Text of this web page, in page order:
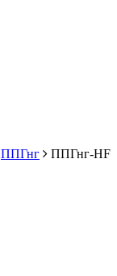
ППГнг ППГнг-HF